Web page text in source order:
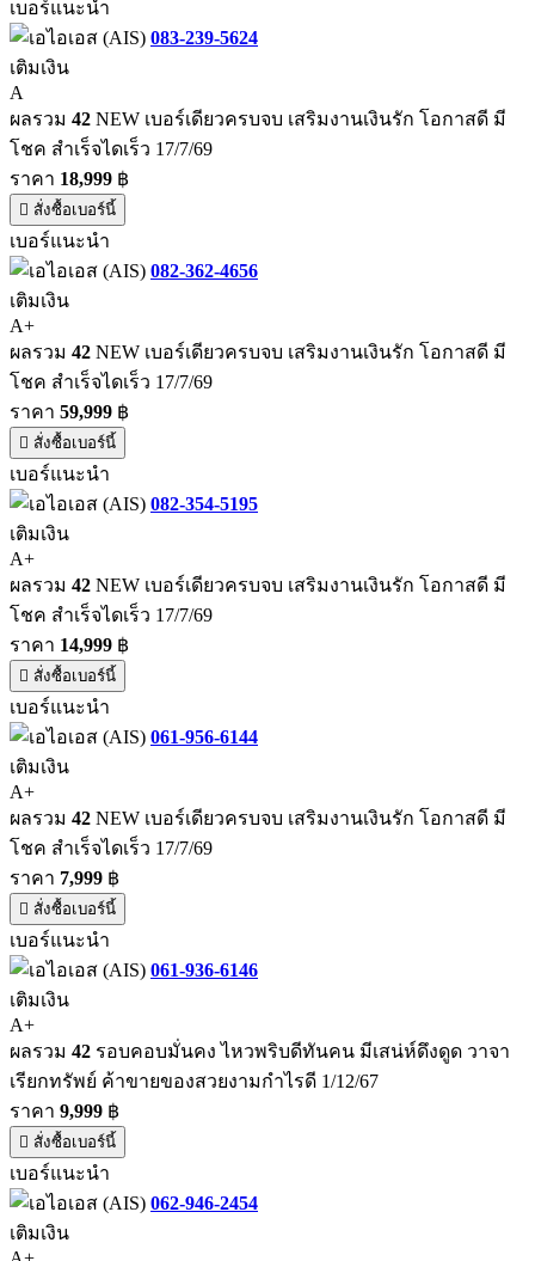
เบอร์แนะนำ
083-239-5624
เติมเงิน
A
ผลรวม 42 NEW เบอร์เดียวครบจบ เสริมงานเงินรัก โอกาสดี มี
โชค สำเร็จไดเร็ว 17/7/69
ราคา 18,999 ฿
สั่งซื้อเบอร์นี้
เบอร์แนะนำ
082-362-4656
เติมเงิน
A+
ผลรวม 42 NEW เบอร์เดียวครบจบ เสริมงานเงินรัก โอกาสดี มี
โชค สำเร็จไดเร็ว 17/7/69
ราคา 59,999 ฿
สั่งซื้อเบอร์นี้
เบอร์แนะนำ
082-354-5195
เติมเงิน
A+
ผลรวม 42 NEW เบอร์เดียวครบจบ เสริมงานเงินรัก โอกาสดี มี
โชค สำเร็จไดเร็ว 17/7/69
ราคา 14,999 ฿
สั่งซื้อเบอร์นี้
เบอร์แนะนำ
061-956-6144
เติมเงิน
A+
ผลรวม 42 NEW เบอร์เดียวครบจบ เสริมงานเงินรัก โอกาสดี มี
โชค สำเร็จไดเร็ว 17/7/69
ราคา 7,999 ฿
สั่งซื้อเบอร์นี้
เบอร์แนะนำ
061-936-6146
เติมเงิน
A+
ผลรวม 42 รอบคอบมั่นคง ไหวพริบดีทันคน มีเสน่ห์ดึงดูด วาจา
เรียกทรัพย์ ค้าขายของสวยงามกำไรดี 1/12/67
ราคา 9,999 ฿
สั่งซื้อเบอร์นี้
เบอร์แนะนำ
062-946-2454
เติมเงิน